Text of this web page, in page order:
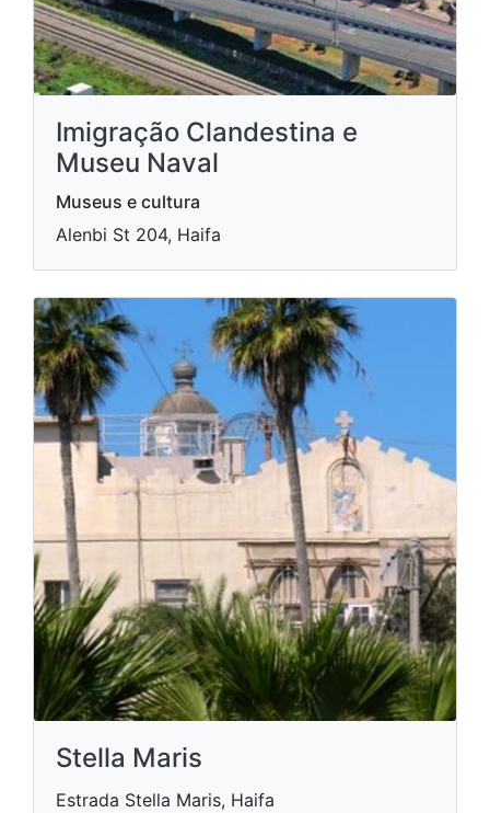
Imigração Clandestina e
Museu Naval
Museus e cultura
Alenbi St 204, Haifa
Stella Maris
Estrada Stella Maris, Haifa